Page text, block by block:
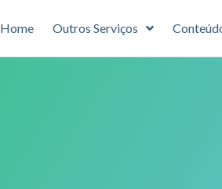
Home Outros Serviços